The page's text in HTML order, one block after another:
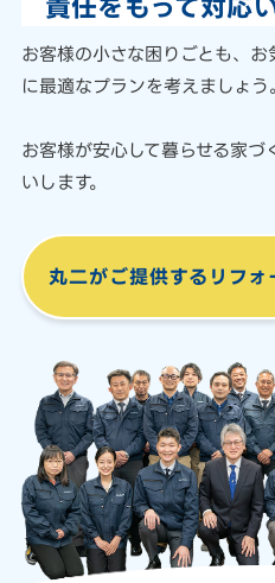
責任をもって対応
お客様の小さな困りごとも、 お
に最適なプランを考えましょう
お客様が安心して暮らせる家づ
いします。
丸二がご提供する リフォ